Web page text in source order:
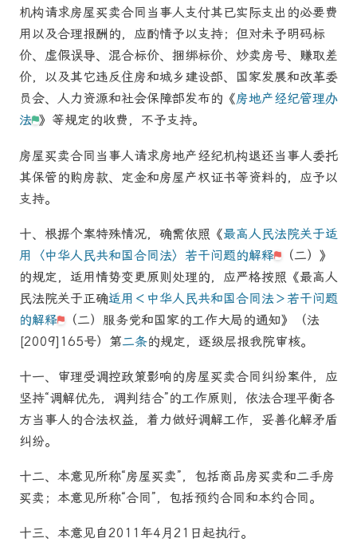
机构请求房屋买卖合同当事人支付其已实际支出的必要费
用以及合理报酬的，应酌情予以支持；但对未予明码标
价、虚假误导、混合标价、捆绑标价、炒卖房号、赚取差
价，以及其它违反住房和城乡建设部、国家发展和改革委
员会、人力资源和社会保障部发布的《房地产经纪管理办
法 》等规定的收费，不予支持。
房屋买卖合同当事人请求房地产经纪机构退还当事人委托
其保管的购房款、定金和房屋产权证书等资料的，应予以
支持。
十、 根据个案特殊情况，确需依照《最高人民法院关于适
用〈中华人民共和国合同法〉若干问题的解释
（二）》
的规定，适用情势变更原则处理的，应严格按照《最高人
民法院关于正确适用＜中华人民共和国合同法＞若干问题
的解释
（二）服务党和国家的工作大局的通知》（法
[2009]165号）第二条的规定，逐级层报我院审核。
十一、 审理受调控政策影响的房屋买卖合同纠纷案件，应
坚持“调解优先，调判结合”的工作原则，依法合理平衡各
方当事人的合法权益，着力做好调解工作，妥善化解矛盾
纠纷。
十二、 本意见所称“房屋买卖”，包括商品房买卖和二手房
买卖；本意见所称“合同”，包括预约合同和本约合同。
十三、 本意见自2011年4月21日起执行。